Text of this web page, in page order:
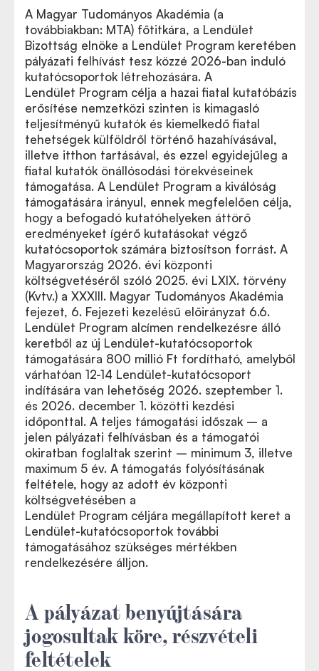
A Magyar Tudományos Akadémia (a
továbbiakban: MTA) főtitkára, a Lendület
Bizottság elnöke a Lendület Program keretében
pályázati felhívást tesz közzé 2026-ban induló
kutatócsoportok létrehozására. A
A teljes pályázati felhívás ide kattintva letölthető
(pdf)
Lendület Program célja a hazai fiatal kutatóbázis
erősítése nemzetközi szinten is kimagasló
teljesítményű kutatók és kiemelkedő fiatal
tehetségek külföldről történő hazahívásával,
illetve itthon tartásával, és ezzel egyidejűleg a
fiatal kutatók önállósodási törekvéseinek
támogatása. A Lendület Program a kiválóság
támogatására irányul, ennek megfelelően célja,
hogy a befogadó kutatóhelyeken áttörő
eredményeket ígérő kutatásokat végző
kutatócsoportok számára biztosítson forrást. A
Magyarország 2026. évi központi
költségvetéséről szóló 2025. évi LXIX. törvény
(Kvtv.) a XXXIII. Magyar Tudományos Akadémia
fejezet, 6. Fejezeti kezelésű előirányzat 6.6.
Lendület Program alcímen rendelkezésre álló
keretből az új Lendület-kutatócsoportok
támogatására 800 millió Ft fordítható, amelyből
várhatóan 12-14 Lendület-kutatócsoport
indítására van lehetőség 2026. szeptember 1.
és 2026. december 1. közötti kezdési
időponttal. A teljes támogatási időszak – a
jelen pályázati felhívásban és a támogatói
okiratban foglaltak szerint – minimum 3, illetve
maximum 5 év. A támogatás folyósításának
feltétele, hogy az adott év központi
költségvetésében a
for English version please click here
Lendület Program céljára megállapított keret a
Lendület-kutatócsoportok további
támogatásához szükséges mértékben
rendelkezésére álljon.
A pályázat benyújtására
jogosultak köre, részvételi
feltételek